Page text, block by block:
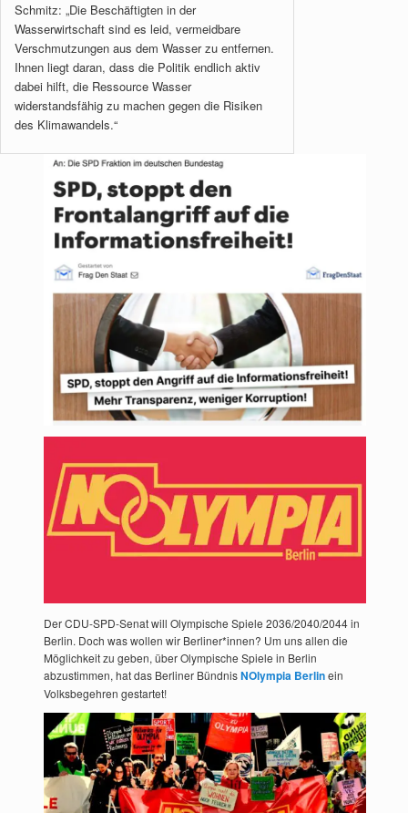
Schmitz: „Die Beschäftigten in der
Wasserwirtschaft sind es leid, vermeidbare
Verschmutzungen aus dem Wasser zu entfernen.
Ihnen liegt daran, dass die Politik endlich aktiv
dabei hilft, die Ressource Wasser
widerstandsfähig zu machen gegen die Risiken
des Klimawandels.“
Der CDU-SPD-Senat will Olympische Spiele 2036/2040/2044 in
Berlin. Doch was wollen wir Berliner*innen? Um uns allen die
Möglichkeit zu geben, über Olympische Spiele in Berlin
abzustimmen, hat das Berliner BündnisNOlympia Berlinein
Volksbegehren gestartet!